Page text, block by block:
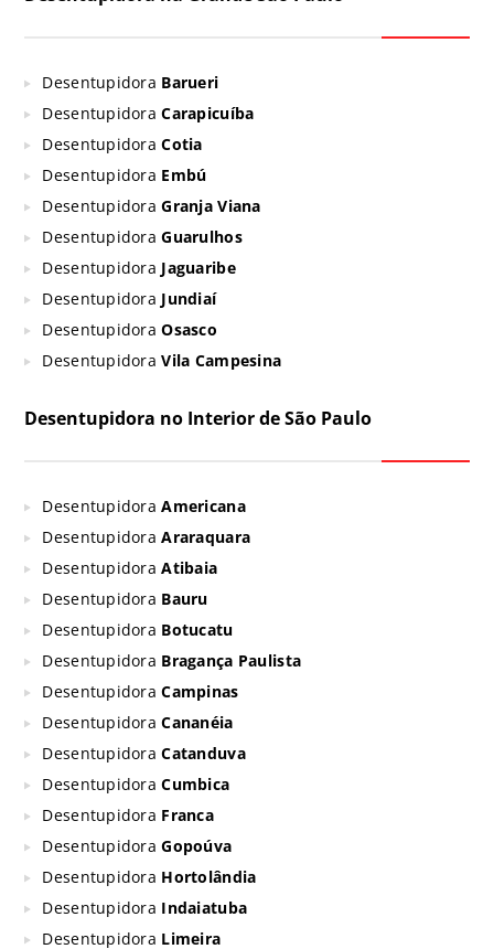
Desentupidora Barueri
DesentupidoraCarapicuíba
DesentupidoraCotia
Desentupidora Embú
DesentupidoraGranja Viana
DesentupidoraGuarulhos
Desentupidora Jaguaribe
Desentupidora Jundiaí
DesentupidoraOsasco
DesentupidoraVila Campesina
Desentupidora no Interior de São Paulo
DesentupidoraAmericana
DesentupidoraAraraquara
DesentupidoraAtibaia
Desentupidora Bauru
Desentupidora Botucatu
Desentupidora Bragança Paulista
DesentupidoraCampinas
DesentupidoraCananéia
DesentupidoraCatanduva
DesentupidoraCumbica
Desentupidora Franca
DesentupidoraGopoúva
Desentupidora Hortolândia
Desentupidora Indaiatuba
Desentupidora Limeira